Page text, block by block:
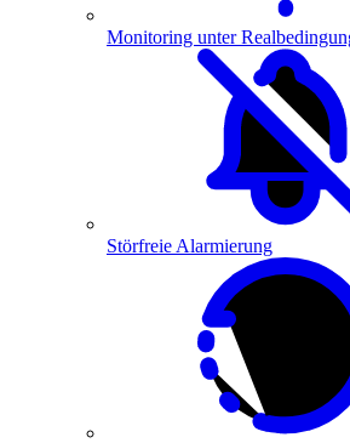
Monitoring unter
Störfreie Alarmierung